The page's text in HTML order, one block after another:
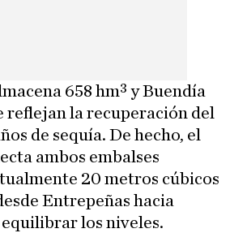
658 hm³ y Buendía
reflejan la recuperación del
de sequía. De hecho, el
ambos embalses
20 metros cúbicos
Entrepeñas hacia
los niveles.